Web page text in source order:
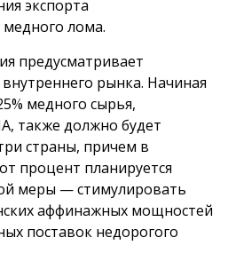
экспорта
медного лома.
предусматривает
рынка. Начиная
медного сырья,
также должно будет
страны, причем в
процент планируется
меры — стимулировать
аффинажных мощностей
поставок недорогого